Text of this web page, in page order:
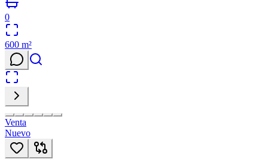
0
600 m²
Venta
Nuevo